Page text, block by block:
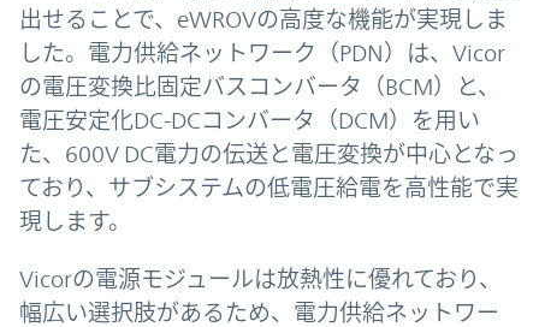
出せることで、eWROVの高度な機能が実現しま
した。電力供給ネットワーク（PDN）は、Vicor
の電圧変換比固定バスコンバータ（BCM）と、
電圧安定化DC-DCコンバータ（DCM）を用い
た、600V DC電力の伝送と電圧変換が中心となっ
ており、サブシステムの低電圧給電を高性能で実
現します。
Vicorの電源モジュールは放熱性に優れており、
幅広い選択肢があるため、電力供給ネットワー